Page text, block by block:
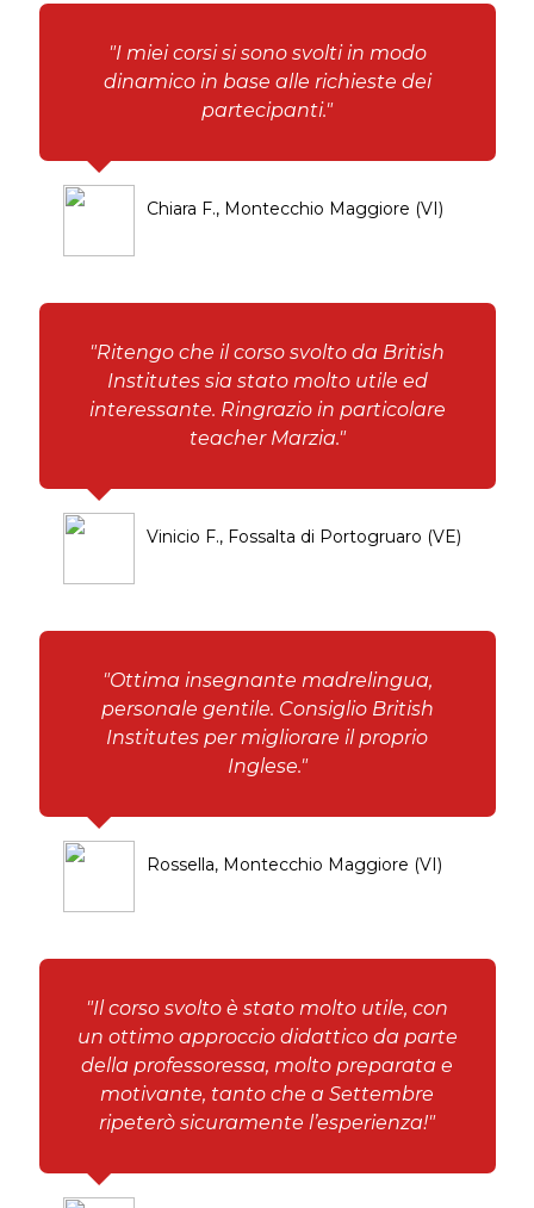
"I miei corsi si sono svolti in modo
dinamico in base alle richieste dei
partecipanti."
Chiara F., Montecchio Maggiore (VI)
"Ritengo che il corso svolto da British
Institutes sia stato molto utile ed
interessante. Ringrazio in particolare
teacher Marzia."
Vinicio F., Fossalta di Portogruaro (VE)
"Ottima insegnante madrelingua,
personale gentile. Consiglio British
Institutes per migliorare il proprio
Inglese."
Rossella, Montecchio Maggiore (VI)
"Il corso svolto è stato molto utile, con
un ottimo approccio didattico da parte
della professoressa, molto preparata e
motivante, tanto che a Settembre
ripeterò sicuramente l’esperienza!"